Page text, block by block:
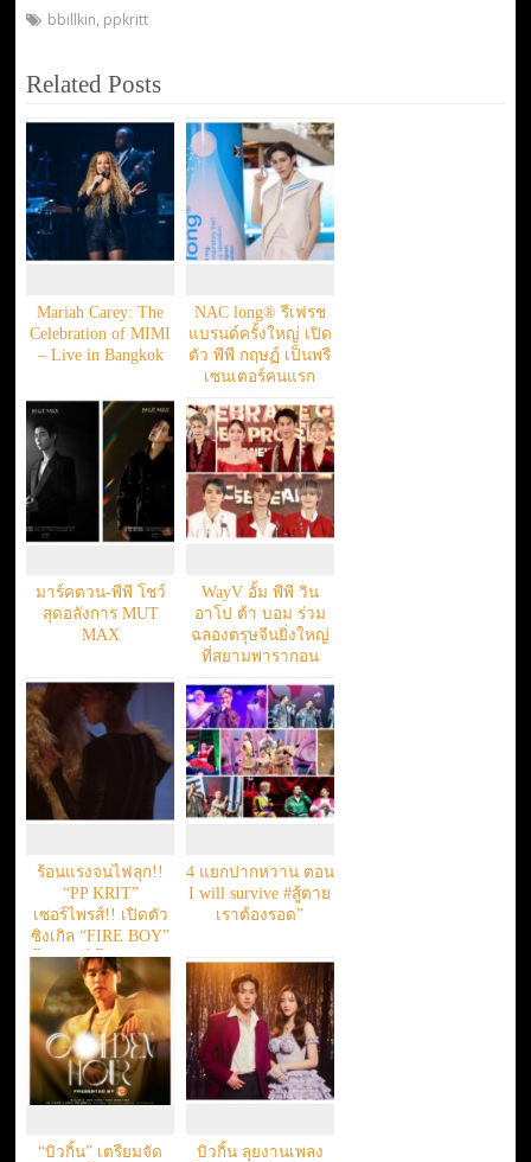
bbillkin, ppkritt
Related Posts
Mariah Carey: The
Celebration of MIMI
– Live in Bangkok
NAC long® รีเฟรช
แบรนด์ครั้งใหญ่ เปิด
ตัว พีพี กฤษฏ์ เป็นพรี
เซนเตอร์คนแรก
มาร์คตวน-พีพี โชว์
สุดอลังการ MUT
MAX
WayV อั้ม พีพี วิน
อาโป ต้า บอม ร่วม
ฉลองตรุษจีนยิ่งใหญ่
ที่สยามพารากอน
ร้อนแรงจนไฟลุก!!
“PP KRIT”
เซอร์ไพรส์!! เปิดตัว
ซิงเกิล “FIRE BOY”
โปรดิวซ์ โดย “THE
TOYS”
4 แยกปากหวาน ตอน
I will survive #สู้ตาย
เราต้องรอด”
“บิวกิ้น” เตรียมจัด
บิวกิ้น ลุยงานเพลง